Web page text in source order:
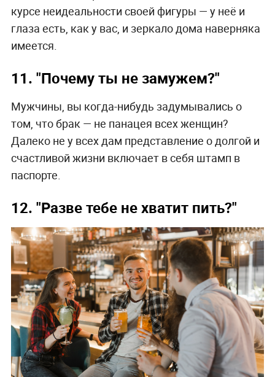
курсе неидеальности своей фигуры — у неё и
глаза есть, как у вас, и зеркало дома наверняка
имеется.
11. "Почему ты не замужем?"
Мужчины, вы когда-нибудь задумывались о
том, что брак — не панацея всех женщин?
Далеко не у всех дам представление о долгой и
счастливой жизни включает в себя штамп в
паспорте.
12. "Разве тебе не хватит пить?"